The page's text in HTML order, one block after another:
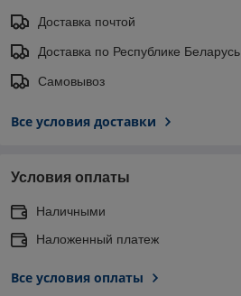
Доставка почтой
Доставка по Республике Беларусь
Самовывоз
Все условия доставки
Условия оплаты
Наличными
Наложенный платеж
Все условия оплаты